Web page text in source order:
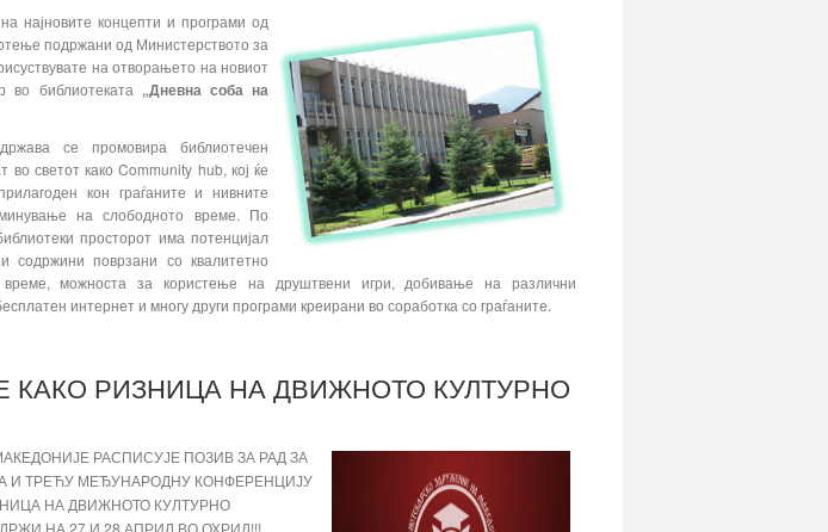
најновите концепти и програми од
подржани од Министерството за
на отворањето на новиот
во библиотеката „Дневна соба на
се промовира библиотечен
во светот како Community hub, кој ќе
кон граѓаните и нивните
на слободното време. По
просторот има потенцијал
содржини поврзани со квалитетно
можноста за користење на друштвени игри, добивање на различни
интернет и многу други програми креирани во соработка со граѓаните.
КАКО РИЗНИЦА НА ДВИЖНОТО КУЛТУРНО
РАСПИСУЈЕ ПОЗИВ ЗА РАД ЗА
И ТРЕЋУ МЕЂУНАРОДНУ КОНФЕРЕНЦИЈУ
НА ДВИЖНОТО КУЛТУРНО
НА 27 И 28 АПРИЛ ВО ОХРИД!!!